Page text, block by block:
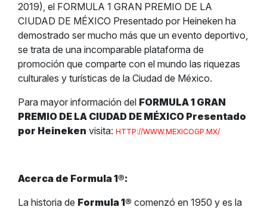
2019), el FORMULA 1 GRAN PREMIO DE LA
CIUDAD DE MÉXICO Presentado por Heineken ha
demostrado ser mucho más que un evento deportivo,
se trata de una incomparable plataforma de
promoción que comparte con el mundo las riquezas
culturales y turísticas de la Ciudad de México.
Para mayor información del FORMULA 1 GRAN
PREMIO DE LA CIUDAD DE MÉXICO Presentado
por Heineken visita: HTTP://WWW.MEXICOGP.MX/
Acerca de Formula 1®:
La historia de Formula 1® comenzó en 1950 y es la